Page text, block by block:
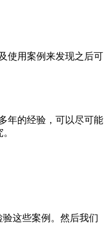
使用案例来发现之后可
年的经验，可以尽可能
这些案例。然后我们